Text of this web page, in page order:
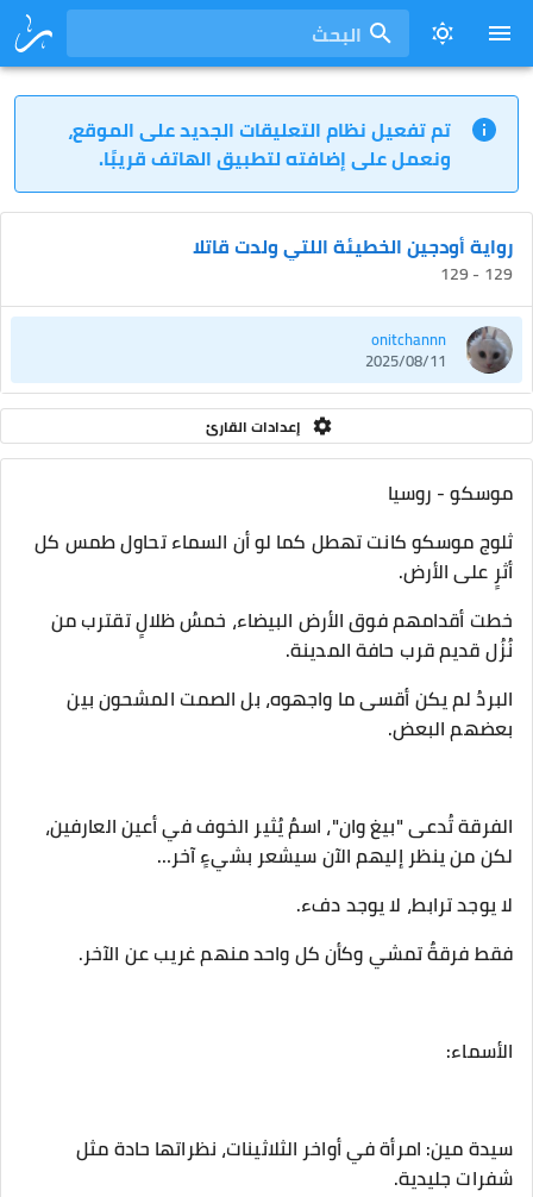
البحث
تم تفعيل نظام التعليقات الجديد على الموقع،
ونعمل على إضافته لتطبيق الهاتف قريبًا.
رواية أودجين الخطيئة اللتي ولدت قاتلا
129 - 129
onitchannn
2025/08/11
إعدادات القارئ
موسكو - روسيا
ثلوج موسكو كانت تهطل كما لو أن السماء تحاول طمس كل
أثرٍ على الأرض.
‎خطت أقدامهم فوق الأرض البيضاء، خمسُ ظلالٍ تقترب من
نُزُل قديم قرب حافة المدينة.
‎البردُ لم يكن أقسى ما واجهوه، بل الصمت المشحون بين
بعضهم البعض.
‎الفرقة تُدعى "بيغ وان"، اسمٌ يُثير الخوف في أعين العارفين،
لكن من ينظر إليهم الآن سيشعر بشيءٍ آخر…
‎سيدة مين: امرأة في أواخر الثلاثينات، نظراتها حادة مثل
شفرات جليدية.